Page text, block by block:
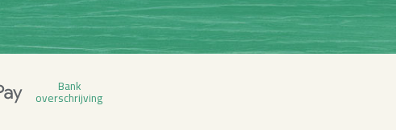
Bank
over­schrij­ving